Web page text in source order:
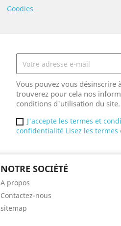
Goodies
Vous pouvez vous désinscrire
trouverez pour cela nos
conditions d'utilisation du site.
J'accepte les termes et
confidentialité Lisez les
NOTRE SOCIÉTÉ
A propos
Contactez-nous
sitemap